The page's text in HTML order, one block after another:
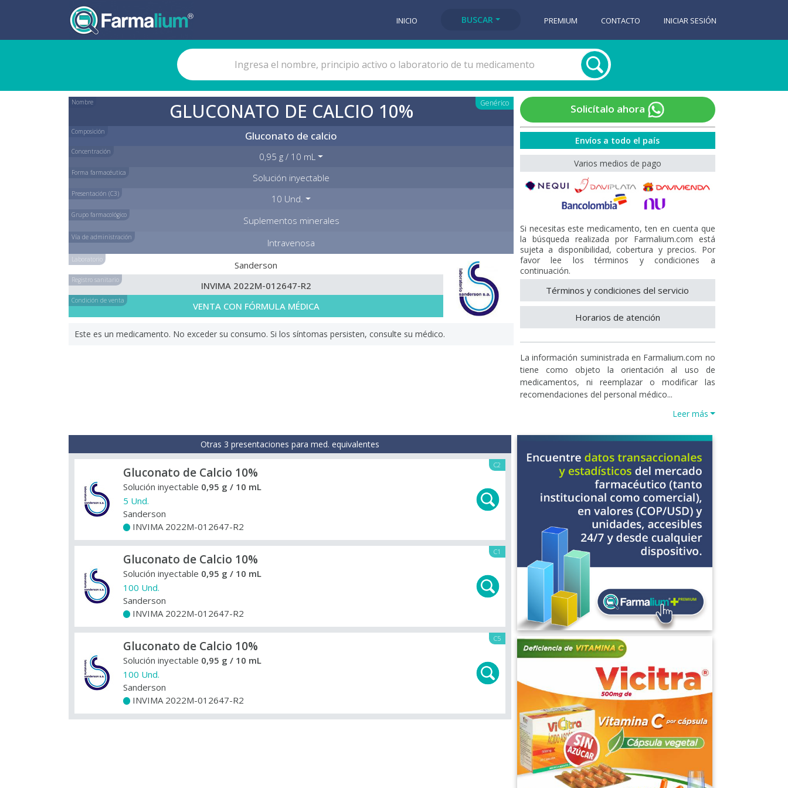
INICIO BUSCAR PREMIUM CONTACTO INICIAR SESIÓN
Nombre Genérico
GLUCONATO DE CALCIO 10%
Composición Gluconato de calcio
Concentración 0,95 g / 10 mL
Forma farmacéutica Solución inyectable
Presentación (C3) 10 Und.
Grupo farmacológico Suplementos minerales
Vía de administración Intravenosa
Laboratorio Sanderson
Registro sanitario INVIMA 2022M-012647-R2
Condición de venta VENTA CON FÓRMULA MÉDICA
Este es un medicamento. No exceder su consumo. Si los síntomas persisten, consulte su médico.
Solicítalo ahora
Envíos a todo el país
Varios medios de pago
Si necesitas este medicamento, ten en cuenta que
la búsqueda realizada por Farmalium.com está
sujeta a disponibilidad, cobertura y precios. Por
favor lee los términos y condiciones a
continuación.
Términos y condiciones del servicio
Horarios de atención
La información suministrada en Farmalium.com no
tiene como objeto la orientación al uso de
medicamentos, ni reemplazar o modificar las
recomendaciones del personal médico...
Leer más
Otras 3 presentaciones para med. equivalentes
C2
Gluconato de Calcio 10%
Solución inyectable 0,95 g / 10 mL
5 Und.
Sanderson
INVIMA 2022M-012647-R2
C1
Gluconato de Calcio 10%
Solución inyectable 0,95 g / 10 mL
100 Und.
Sanderson
INVIMA 2022M-012647-R2
C5
Gluconato de Calcio 10%
Solución inyectable 0,95 g / 10 mL
100 Und.
Sanderson
INVIMA 2022M-012647-R2